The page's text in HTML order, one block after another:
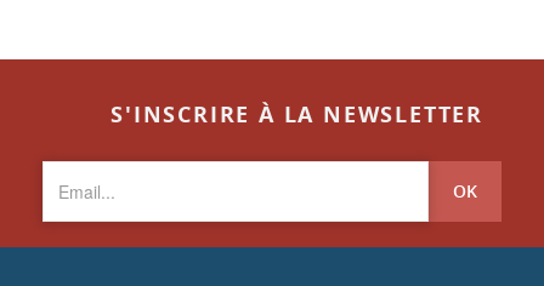
S'INSCRIRE À LA NEWSLETTER
OK